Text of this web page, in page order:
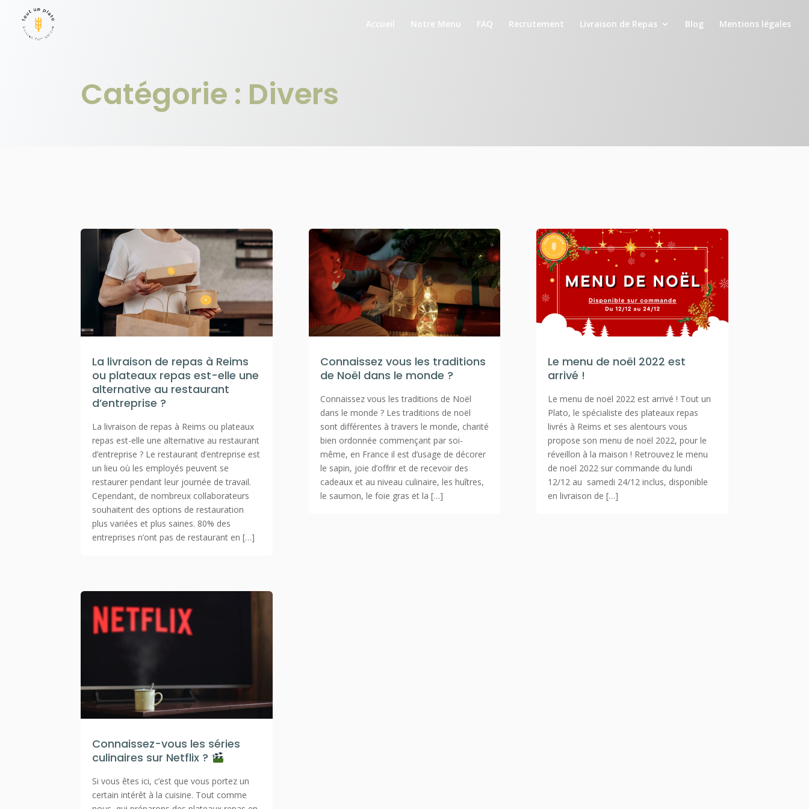
Accueil Notre Menu FAQ Recrutement Livraison de Repas Blog Mentions légales
Catégorie : Divers
La livraison de repas à Reims
ou plateaux repas est-elle une
alternative au restaurant
d’entreprise ?
La livraison de repas à Reims ou plateaux
repas est-elle une alternative au restaurant
d’entreprise ? Le restaurant d’entreprise est
un lieu où les employés peuvent se
restaurer pendant leur journée de travail.
Cependant, de nombreux collaborateurs
souhaitent des options de restauration
plus variées et plus saines. 80% des
entreprises n’ont pas de restaurant en […]
Connaissez-vous les séries
culinaires sur Netflix ?
Si vous êtes ici, c’est que vous portez un
certain intérêt à la cuisine. Tout comme
Connaissez vous les traditions
de Noël dans le monde ?
Connaissez vous les traditions de Noël
dans le monde ? Les traditions de noël
sont différentes à travers le monde, charité
bien ordonnée commençant par soi-
même, en France il est d’usage de décorer
le sapin, joie d’offrir et de recevoir des
cadeaux et au niveau culinaire, les huîtres,
le saumon, le foie gras et la […]
Le menu de noël 2022 est
arrivé !
Le menu de noël 2022 est arrivé ! Tout un
Plato, le spécialiste des plateaux repas
livrés à Reims et ses alentours vous
propose son menu de noël 2022, pour le
réveillon à la maison ! Retrouvez le menu
de noël 2022 sur commande du lundi
12/12 au samedi 24/12 inclus, disponible
en livraison de […]
Panneau de gestion des cookies